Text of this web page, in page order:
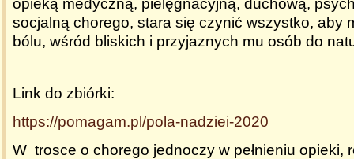
opieką medyczną, pielęgnacyjną, duchową,
socjalną chorego, stara się czynić wszystko, aby
bólu, wśród bliskich i przyjaznych mu osób do
Link do zbiórki:
https://pomagam.pl/pola-nadziei-2020
W trosce o chorego jednoczy w pełnieniu opieki,